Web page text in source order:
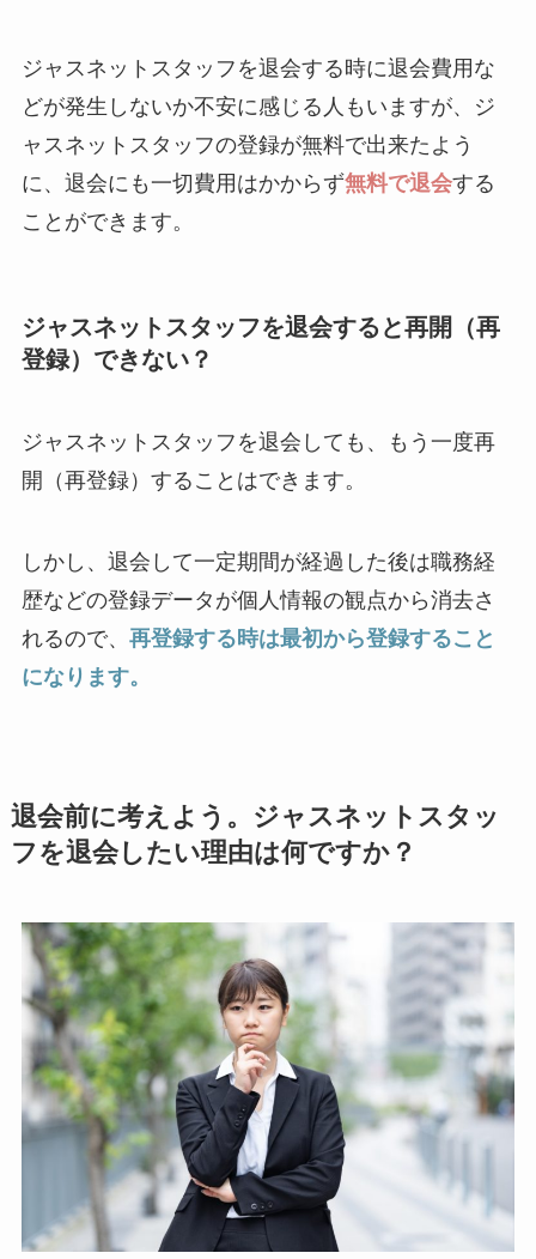
ジャスネットスタッフを退会する時に退会費用な
どが発生しないか不安に感じる人もいますが、ジ
ャスネットスタッフの登録が無料で出来たよう
に、退会にも一切費用はかからず無料で退会する
ことができます。
ジャスネットスタッフを退会すると再開（再
登録）できない？
ジャスネットスタッフを退会しても、もう一度再
開（再登録）することはできます。
しかし、退会して一定期間が経過した後は職務経
歴などの登録データが個人情報の観点から消去さ
れるので、 再登録する時は最初から登録すること
になります。
退会前に考えよう。ジャスネットスタッ
フを退会したい理由は何ですか？